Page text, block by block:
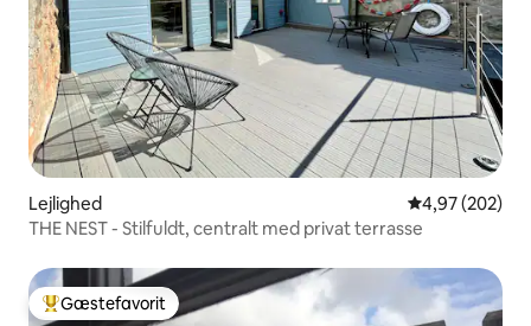
Lejlighed 4,97 ud af 5 i
4,97 (202)
THE NEST - Stilfuldt, centralt med privat terrasse
Bedste gæstefavorit
Gæstefavorit